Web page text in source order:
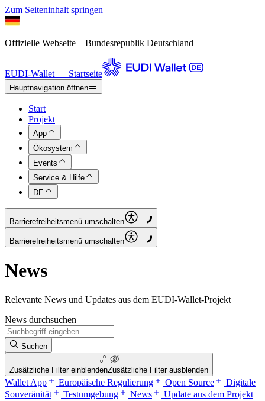
Zum Seiteninhalt springen
Offizielle Webseite – Bundesrepublik Deutschland
EUDI-Wallet — Startseite
Hauptnavigation öffnen
Start
Projekt
App
Ökosystem
Events
Service & Hilfe
DE
Barrierefreiheitsmenü umschalten
Barrierefreiheitsmenü umschalten
News
Relevante News und Updates aus dem EUDI-Wallet-Projekt
News durchsuchen
Suchen
Zusätzliche Filter einblendenZusätzliche Filter ausblenden
Wallet App Europäische Regulierung Open Source
Digitale
Souveränität
Testumgebung News
Update aus dem Projekt